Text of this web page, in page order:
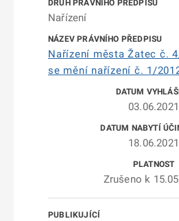
Nařízení
Nařízení města Žatec č.
se mění nařízení č. 1/
03.06.2021
18.06.2021
Zrušeno k